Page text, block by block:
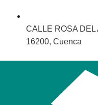
CALLE ROSA
16200, Cuenca